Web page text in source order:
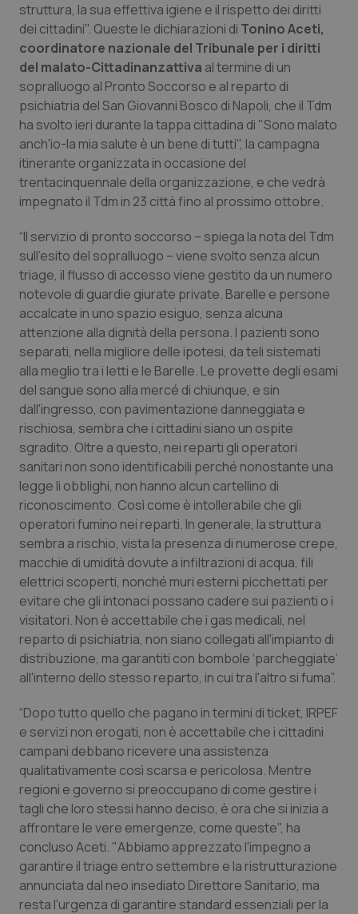
Lazio
Liguria
Lombardia
Marche
Molise
Provincia Autonoma di Bolzano
Provincia Autonoma di Trento
Puglia
Sardegna
Sicilia
Toscana
Umbria
Valle D’Aosta
Veneto
Diabete & glucometri
Disturbi dell’umore
Dolore
Donna & Salute
Epatiti
Infezioni & Febbre
Ipertensione & Scompenso
Malattie rare
Malattia di Crohn & Rettocolite Ulcerosa
Neuroscienze & patologie neurodegenerative
Obesità
Oftalmologia
Oncodermatologia
Oncoematologia
Oncologia & Nutrizione
Psoriasi & pelle
Quotidiano Cardiologia
Quotidiano Chirurgia
Quotidiano Oncologia
Quotidiano Pediatria
Rene & patologie urogenitali
struttura, la sua effettiva igiene e il rispetto dei diritti
dei cittadini". Queste le dichiarazioni di Tonino Aceti,
coordinatore nazionale del Tribunale per i diritti
del malato-Cittadinanzattiva al termine di un
sopralluogo al Pronto Soccorso e al reparto di
psichiatria del San Giovanni Bosco di Napoli, che il Tdm
ha svolto ieri durante la tappa cittadina di "Sono malato
anch'io-la mia salute è un bene di tutti", la campagna
itinerante organizzata in occasione del
trentacinquennale della organizzazione, e che vedrà
impegnato il Tdm in 23 città fino al prossimo ottobre.
“Il servizio di pronto soccorso – spiega la nota del Tdm
sull’esito del sopralluogo – viene svolto senza alcun
triage, il flusso di accesso viene gestito da un numero
notevole di guardie giurate private. Barelle e persone
accalcate in uno spazio esiguo, senza alcuna
attenzione alla dignità della persona. I pazienti sono
separati, nella migliore delle ipotesi, da teli sistemati
alla meglio tra i letti e le Barelle. Le provette degli esami
del sangue sono alla mercé di chiunque, e sin
dall'ingresso, con pavimentazione danneggiata e
rischiosa, sembra che i cittadini siano un ospite
sgradito. Oltre a questo, nei reparti gli operatori
sanitari non sono identificabili perché nonostante una
legge li obblighi, non hanno alcun cartellino di
riconoscimento. Così come è intollerabile che gli
operatori fumino nei reparti. In generale, la struttura
sembra a rischio, vista la presenza di numerose crepe,
macchie di umidità dovute a infiltrazioni di acqua, fili
elettrici scoperti, nonché muri esterni picchettati per
evitare che gli intonaci possano cadere sui pazienti o i
visitatori. Non è accettabile che i gas medicali, nel
reparto di psichiatria, non siano collegati all'impianto di
distribuzione, ma garantiti con bombole ‘parcheggiate’
all'interno dello stesso reparto, in cui tra l'altro si fuma”.
“Dopo tutto quello che pagano in termini di ticket, IRPEF
e servizi non erogati, non è accettabile che i cittadini
campani debbano ricevere una assistenza
qualitativamente così scarsa e pericolosa. Mentre
regioni e governo si preoccupano di come gestire i
tagli che loro stessi hanno deciso, è ora che si inizia a
affrontare le vere emergenze, come queste", ha
concluso Aceti. "Abbiamo apprezzato l'impegno a
garantire il triage entro settembre e la ristrutturazione
annunciata dal neo insediato Direttore Sanitario, ma
resta l'urgenza di garantire standard essenziali per la